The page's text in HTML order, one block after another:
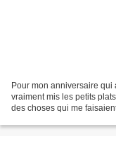
Pour mon anniversaire
vraiment mis les petits
des choses qui me